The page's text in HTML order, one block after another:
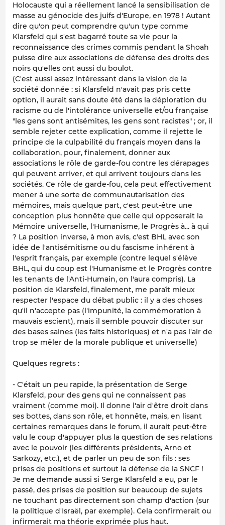
Holocauste qui a réellement lancé la sensibilisation de
masse au génocide des juifs d'Europe, en 1978 ! Autant
dire qu'on peut comprendre qu'un type comme
Klarsfeld qui s'est bagarré toute sa vie pour la
reconnaissance des crimes commis pendant la Shoah
puisse dire aux associations de défense des droits des
noirs qu'elles ont aussi du boulot.
(C'est aussi assez intéressant dans la vision de la
société donnée : si Klarsfeld n'avait pas pris cette
option, il aurait sans doute été dans la déploration du
racisme ou de l'intolérance universelle et/ou française
"les gens sont antisémites, les gens sont racistes" ; or, il
semble rejeter cette explication, comme il rejette le
principe de la culpabilité du français moyen dans la
collaboration, pour, finalement, donner aux
associations le rôle de garde-fou contre les dérapages
qui peuvent arriver, et qui arrivent toujours dans les
sociétés. Ce rôle de garde-fou, cela peut effectivement
mener à une sorte de communautarisation des
mémoires, mais quelque part, c'est peut-être une
conception plus honnête que celle qui opposerait la
Mémoire universelle, l'Humanisme, le Progrès à... à qui
? La position inverse, à mon avis, c'est BHL avec son
idée de l'antisémitisme ou du fascisme inhérent à
l'esprit français, par exemple (contre lequel s'élève
BHL, qui du coup est l'Humanisme et le Progrès contre
les tenants de l'Anti-Humain, on l'aura compris). La
position de Klarsfeld, finalement, me paraît mieux
respecter l'espace du débat public : il y a des choses
qu'il n'accepte pas (l'impunité, la commémoration à
mauvais escient), mais il semble pouvoir discuter sur
des bases saines (les faits historiques) et n'a pas l'air de
trop se mêler de la morale publique et universelle)
Quelques regrets :
- C'était un peu rapide, la présentation de Serge
Klarsfeld, pour des gens qui ne connaissent pas
vraiment (comme moi). Il donne l'air d'être droit dans
ses bottes, dans son rôle, et honnête, mais, en lisant
certaines remarques dans le forum, il aurait peut-être
valu le coup d'appuyer plus la question de ses relations
avec le pouvoir (les différents présidents, Arno et
Sarkozy, etc.), et de parler un peu de son fils : ses
prises de positions et surtout la défense de la SNCF !
Je me demande aussi si Serge Klarsfeld a eu, par le
passé, des prises de position sur beaucoup de sujets
ne touchant pas directement son champ d'action (sur
la politique d'Israël, par exemple). Cela confirmerait ou
infirmerait ma théorie exprimée plus haut.